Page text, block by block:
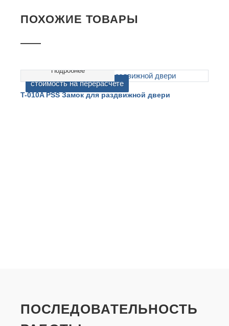
ПОХОЖИЕ ТОВАРЫ
cтоимость на перерасчете
Подробнее
T-010A PSS Замок для раздвижной двери
ПОСЛЕДОВАТЕЛЬНОСТЬ